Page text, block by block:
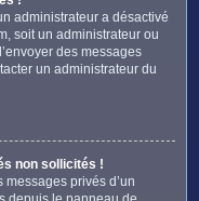
administrateur a désactivé
soit un administrateur ou
des messages
un administrateur du
non sollicités !
privés d’un